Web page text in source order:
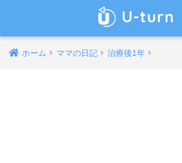
U-turn
ホーム ママの日記 治療後1年